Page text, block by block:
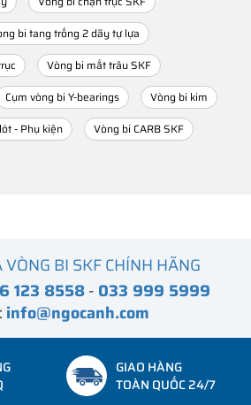
bi tang trống 2 dãy tự lựa
Vòng bi mắt trâu SKF
Cụm vòng bi Y-bearings
Vòng bi kim
- Phụ kiện
Vòng bi CARB SKF
VÒNG BI SKF CHÍNH HÃNG
123 8558- 033 999 5999
info@ngocanh.com
GIAO HÀNG
TOÀN QUỐC 24/7